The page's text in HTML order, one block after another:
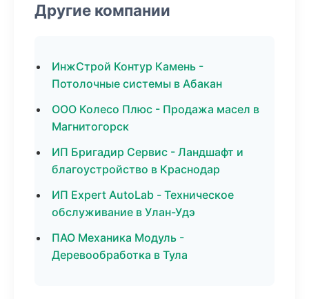
Другие компании
ИнжСтрой Контур Камень -
Потолочные системы в Абакан
ООО Колесо Плюс - Продажа масел в
Магнитогорск
ИП Бригадир Сервис - Ландшафт и
благоустройство в Краснодар
ИП Expert AutoLab - Техническое
обслуживание в Улан-Удэ
ПАО Механика Модуль -
Деревообработка в Тула